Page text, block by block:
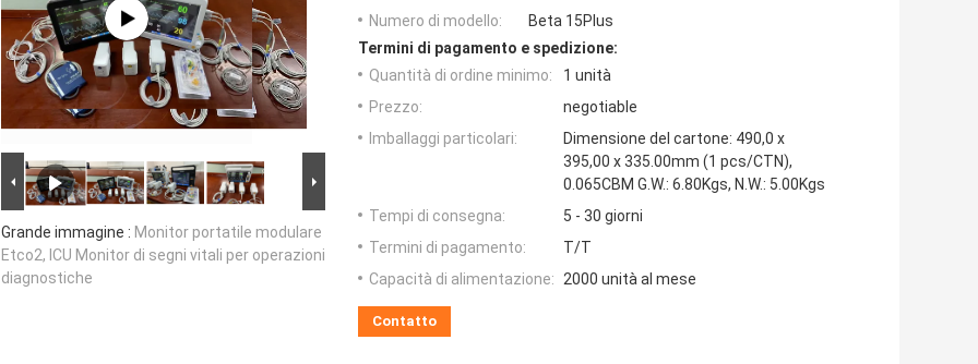
Grande immagine : Monitor portatile modulare
Etco2, ICU Monitor di segni vitali per operazioni
diagnostiche
Numero di modello:
Beta 15Plus
Termini di pagamento e spedizione:
Quantità di ordine minimo:
1 unità
Prezzo:
negotiable
Imballaggi particolari:
Dimensione del cartone: 490,0 x
395,00 x 335.00mm (1 pcs/CTN),
0.065CBM G.W.: 6.80Kgs, N.W.: 5.00Kgs
Tempi di consegna:
5 - 30 giorni
Termini di pagamento:
T/T
Capacità di alimentazione: 2000 unità al mese
Contatto